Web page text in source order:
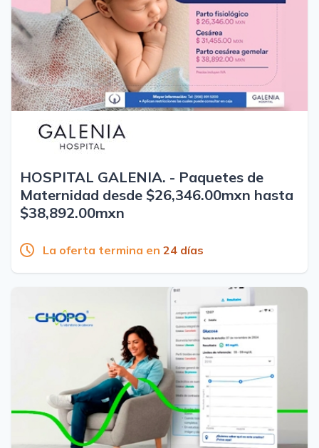
HOSPITAL GALENIA. - Paquetes de
Maternidad desde $26,346.00mxn hasta
$38,892.00mxn
La oferta termina en 24 días